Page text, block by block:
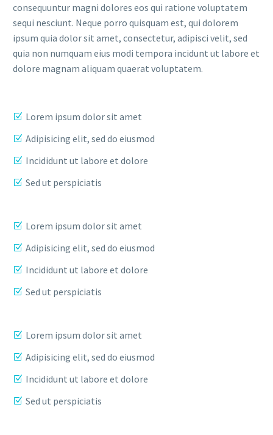
consequuntur magni dolores eos qui ratione voluptatem
sequi nesciunt. Neque porro quisquam est, qui dolorem
ipsum quia dolor sit amet, consectetur, adipisci velit, sed
quia non numquam eius modi tempora incidunt ut labore et
dolore magnam aliquam quaerat voluptatem.
Lorem ipsum dolor sit amet
Adipisicing elit, sed do eiusmod
Incididunt ut labore et dolore
Sed ut perspiciatis
Lorem ipsum dolor sit amet
Adipisicing elit, sed do eiusmod
Incididunt ut labore et dolore
Sed ut perspiciatis
Lorem ipsum dolor sit amet
Adipisicing elit, sed do eiusmod
Incididunt ut labore et dolore
Sed ut perspiciatis